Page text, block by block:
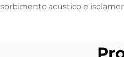
acustico e